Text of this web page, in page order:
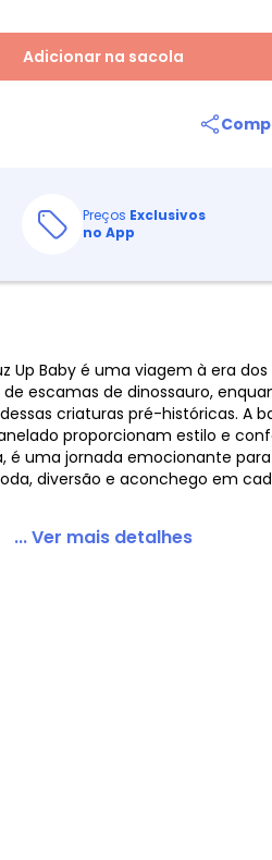
Menino Verde
Adicionar na sacola
Preços Exclusivos
no App
Baby é uma viagem à era dos
escamas de dinossauro,
criaturas pré-históricas. A
proporcionam estilo e
é uma jornada emocionante
diversão e aconchego em
... Ver mais detalhes